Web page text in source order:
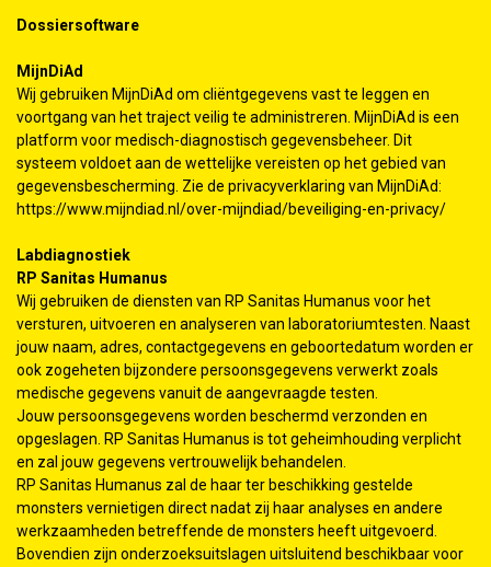
Dossiersoftware
MijnDiAd
Wij gebruiken MijnDiAd om cliëntgegevens vast te leggen en
voortgang van het traject veilig te administreren. MijnDiAd is een
platform voor medisch-diagnostisch gegevensbeheer. Dit
systeem voldoet aan de wettelijke vereisten op het gebied van
gegevensbescherming. Zie de privacyverklaring van MijnDiAd:
https://www.mijndiad.nl/over-mijndiad/beveiliging-en-privacy/
Labdiagnostiek
RP Sanitas Humanus
Wij gebruiken de diensten van RP Sanitas Humanus voor het
versturen, uitvoeren en analyseren van laboratoriumtesten. Naast
jouw naam, adres, contactgegevens en geboortedatum worden er
ook zogeheten bijzondere persoonsgegevens verwerkt zoals
medische gegevens vanuit de aangevraagde testen.
Jouw persoonsgegevens worden beschermd verzonden en
opgeslagen. RP Sanitas Humanus is tot geheimhouding verplicht
en zal jouw gegevens vertrouwelijk behandelen.
RP Sanitas Humanus zal de haar ter beschikking gestelde
monsters vernietigen direct nadat zij haar analyses en andere
werkzaamheden betreffende de monsters heeft uitgevoerd.
Bovendien zijn onderzoeksuitslagen uitsluitend beschikbaar voor